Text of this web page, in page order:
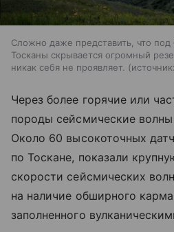
Сложно даже представить, что
Тосканы скрывается огромный
никак себя не проявляет.
источник:
Через более горячие или
породы сейсмические
Около 60 высокоточных
по Тоскане, показали
скорости сейсмических
на наличие обширного
заполненного